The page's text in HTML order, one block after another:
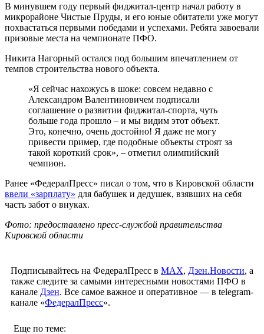
В минувшем году первый фиджитал-центр начал работу в
микрорайоне Чистые Пруды, и его юные обитатели уже могут
похвастаться первыми победами и успехами. Ребята завоевали
призовые места на чемпионате ПФО.
Никита Нагорный остался под большим впечатлением от
темпов строительства нового объекта.
«Я сейчас нахожусь в шоке: совсем недавно с
Александром Валентиновичем подписали
соглашение о развитии фиджитал-спорта, чуть
больше года прошло – и мы видим этот объект.
Это, конечно, очень достойно! Я даже не могу
привести пример, где подобные объекты строят за
такой короткий срок», – отметил олимпийский
чемпион.
Ранее «ФедералПресс» писал о том, что в Кировской области
ввели «зарплату» для бабушек и дедушек, взявших на себя
часть забот о внуках.
Фото: предоставлено пресс-службой правительства
Кировской области
Подписывайтесь на ФедералПресс в МАХ, Дзен.Новости, а
также следите за самыми интересными новостями ПФО в
канале Дзен. Все самое важное и оперативное — в telegram-
канале «ФедералПресс».
Еще по теме: